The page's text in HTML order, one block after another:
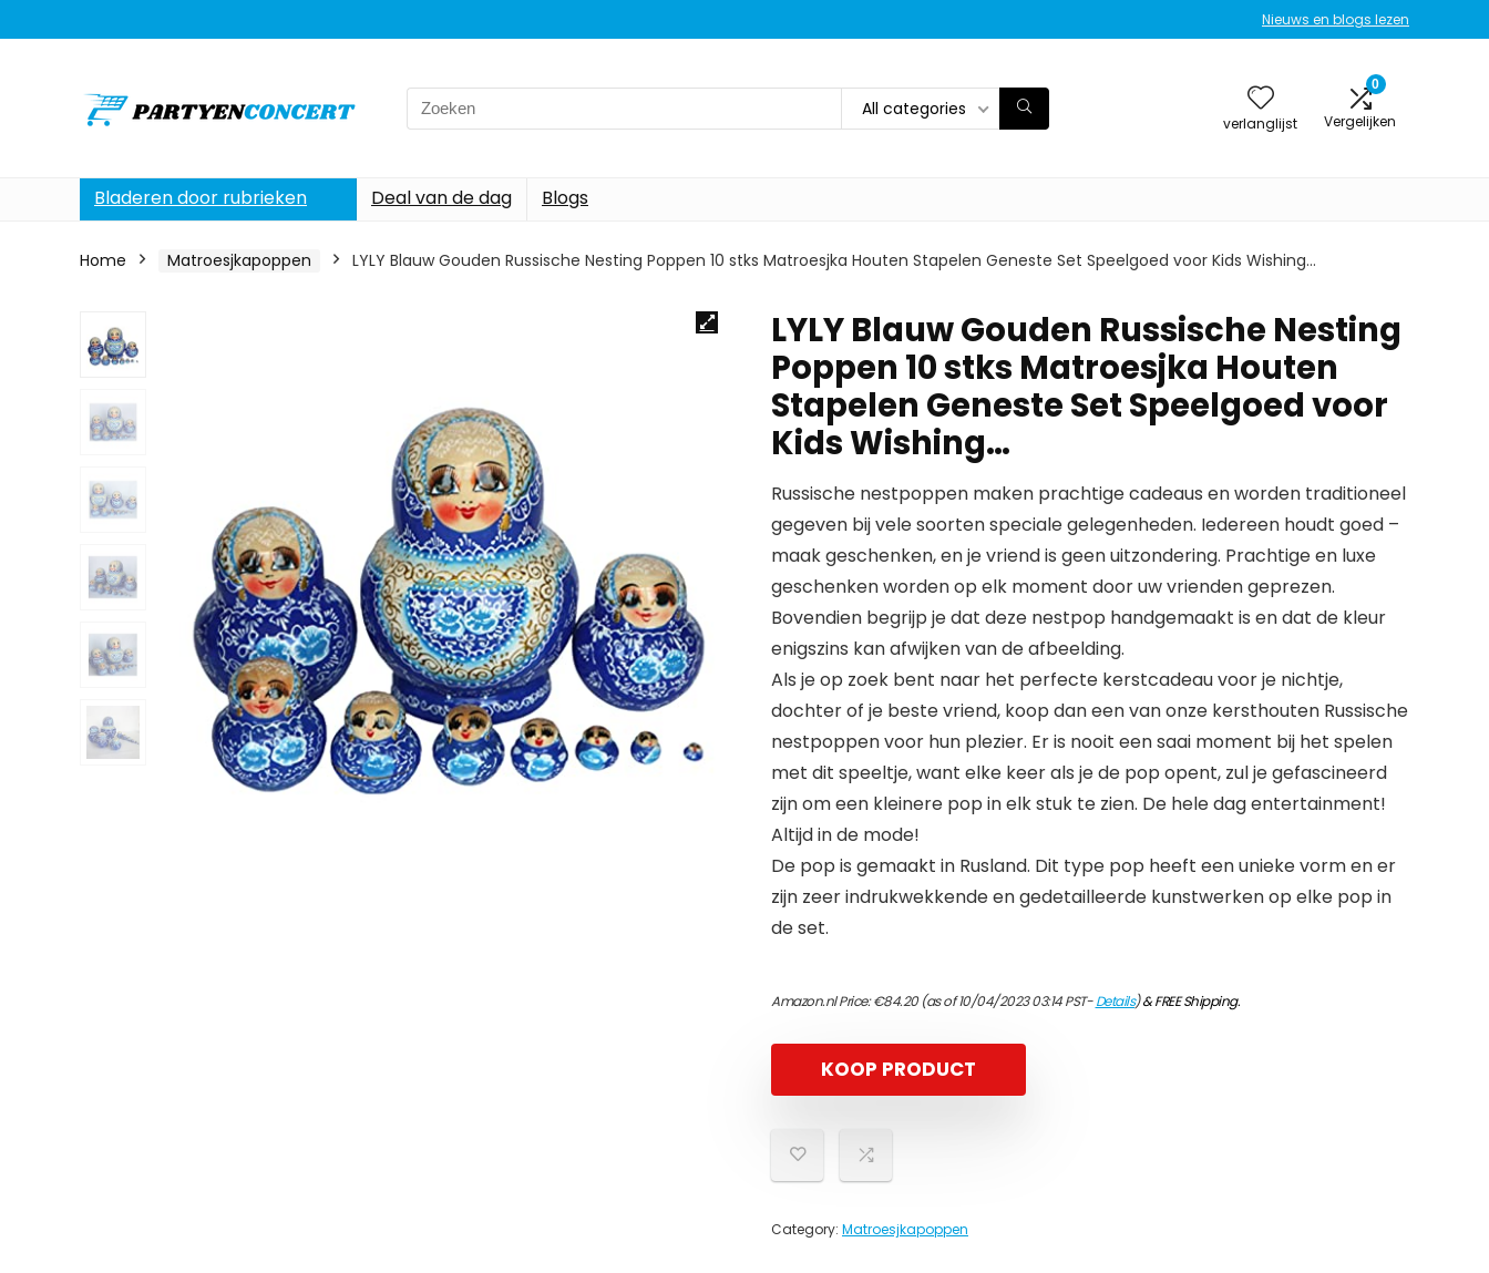
Nieuws en blogs lezen
Search
for:
All categories
verlanglijst
0
Vergelijken
Bladeren door rubrieken Deal van de dag Blogs
Home Matroesjkapoppen LYLY Blauw Gouden Russische Nesting Poppen 10 stks Matroesjka Houten Stapelen Geneste Set Speelgoed voor Kids Wishing…
LYLY Blauw Gouden Russische Nesting
Poppen 10 stks Matroesjka Houten
Stapelen Geneste Set Speelgoed voor
Kids Wishing…
Russische nestpoppen maken prachtige cadeaus en worden traditioneel
gegeven bij vele soorten speciale gelegenheden. Iedereen houdt goed –
maak geschenken, en je vriend is geen uitzondering. Prachtige en luxe
geschenken worden op elk moment door uw vrienden geprezen.
Bovendien begrijp je dat deze nestpop handgemaakt is en dat de kleur
enigszins kan afwijken van de afbeelding.
Als je op zoek bent naar het perfecte kerstcadeau voor je nichtje,
dochter of je beste vriend, koop dan een van onze kersthouten Russische
nestpoppen voor hun plezier. Er is nooit een saai moment bij het spelen
met dit speeltje, want elke keer als je de pop opent, zul je gefascineerd
zijn om een kleinere pop in elk stuk te zien. De hele dag entertainment!
Altijd in de mode!
De pop is gemaakt in Rusland. Dit type pop heeft een unieke vorm en er
zijn zeer indrukwekkende en gedetailleerde kunstwerken op elke pop in
de set.
Amazon.nl Price:€84.20(as of 10/04/2023 03:14 PST-Details)&FREE Shipping.
KOOP PRODUCT
Category: Matroesjkapoppen